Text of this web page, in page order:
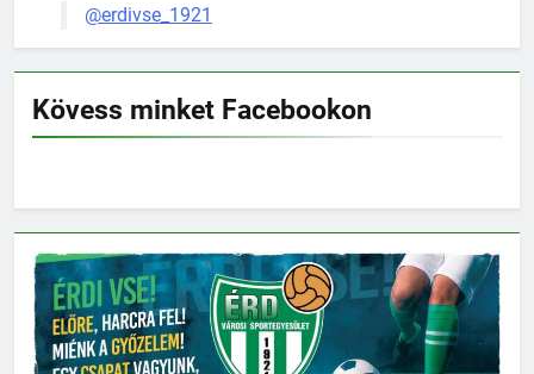
@erdivse_1921
Kövess minket Facebookon